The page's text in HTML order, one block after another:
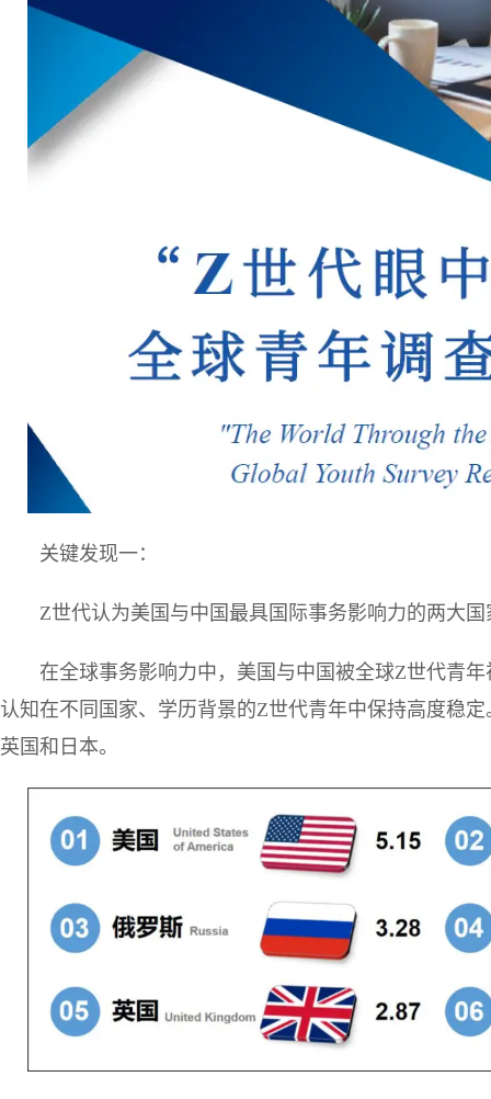
关键发现一：
Z世代认为美国与中国最具国际事务影响力的两大国
在全球事务影响力中，美国与中国被全球Z世代青
认知在不同国家、学历背景的Z世代青年中保持高度稳
英国和日本。